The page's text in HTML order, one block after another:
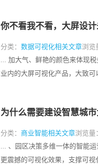
你不看我不看，大屏设
分类： 数据可视化相关文章浏览
... 加大气、鲜艳的颜色来体现
业内的大屏可视化产品，大致
为什么需要建设智慧城
分类： 商业智能相关文章浏览量
... 、园区决策多维一体的智能
更震撼的可视化效果，支撑可